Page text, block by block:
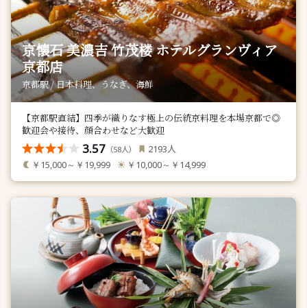
京懐石 美濃吉 竹茂楼 ホテルグランヴィア
京都店
京都駅 / 日本料理、うなぎ、海鮮
【京都駅直結】四季が織りなす極上の伝統京料理を本場京都で◎
歓迎会や接待、顔合わせなど大歓迎
3.57 （58人） 2193人
￥15,000～￥19,999 ￥10,000～￥14,999